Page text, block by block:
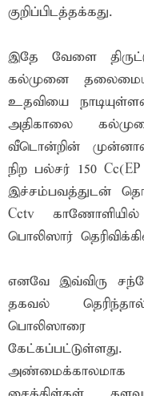
குறிப்பிடத்தக்கது.
இதே வேளை
கல்முனை
உதவியை
அதிகாலை
வீடொன்றின் முன்னால்
நிற பல்சர் 150
இச்சம்பவத்துடன்
Cctv
பொலிஸார்
எனவே இவ்விரு
தகவல்
பொலிஸாரை
கேட்கப்பட்டுள்ளது.
அண்மைக்காலமாக